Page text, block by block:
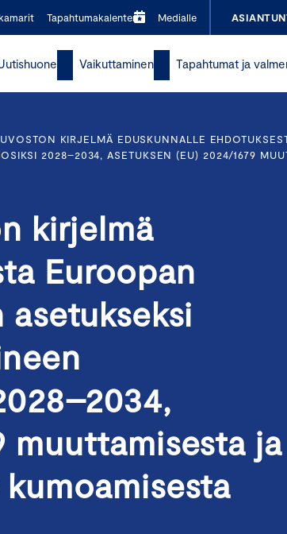
Tapahtumakalenteri Medialle
Vaikuttaminen Tapahtumat ja
KIRJELMÄ EDUSKUNNALLE
2028–2034, ASETUKSEN (EU) 2024/1679
kirjelmä
Euroopan
muuttamisesta ja
kumoamisesta